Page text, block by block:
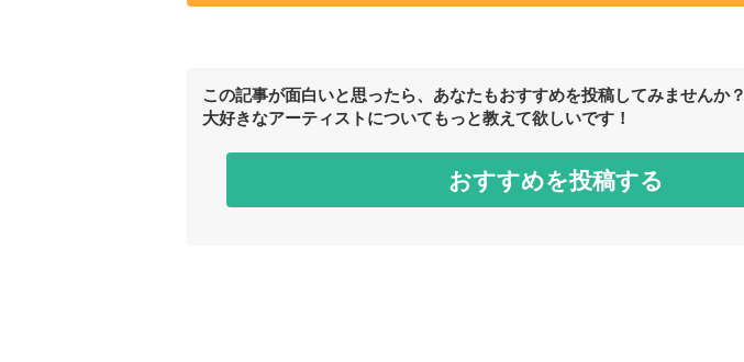
この記事が面白いと思ったら、あなたもおすすめを投稿してみませんか？
大好きなアーティストについてもっと教えて欲しいです！
おすすめを投稿する